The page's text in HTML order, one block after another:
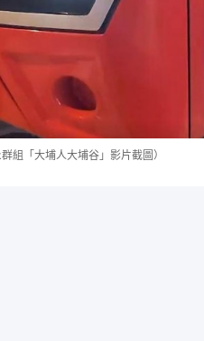
組「大埔人大埔谷」影片截圖）